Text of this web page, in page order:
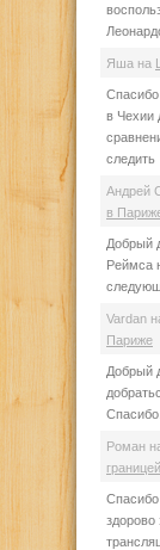
Яша на
Спасибо
в Чехии
следить
Андрей
в
Добрый
Реймса
Vardan
Париже
Добрый
Спасибо.
Роман